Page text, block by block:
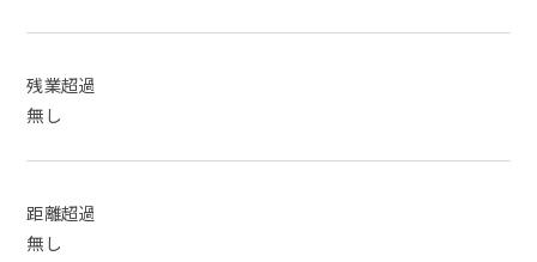
残業超過
無し
距離超過
無し